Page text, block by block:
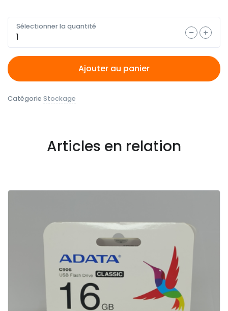
Sélectionner la quantité
Quantité
Ajouter au panier
Catégorie Stockage
Articles en relation